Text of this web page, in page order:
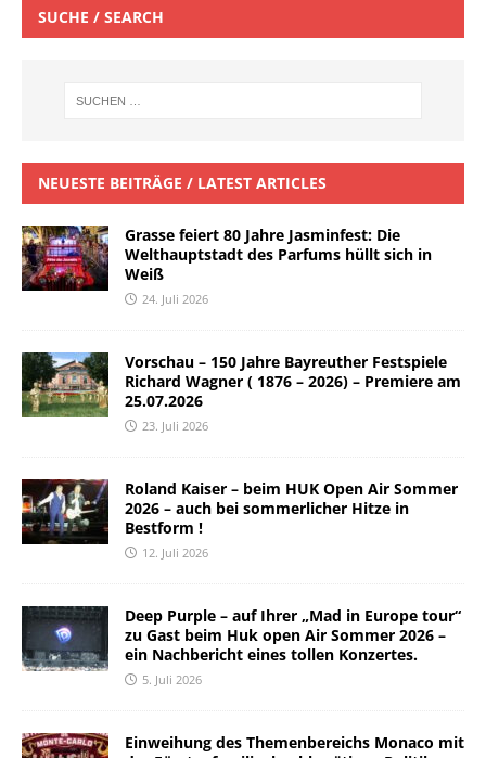
SUCHE / SEARCH
NEUESTE BEITRÄGE / LATEST ARTICLES
Grasse feiert 80 Jahre Jasminfest: Die
Welthauptstadt des Parfums hüllt sich in
Weiß
24. Juli 2026
Vorschau – 150 Jahre Bayreuther Festspiele
Richard Wagner ( 1876 – 2026) – Premiere am
25.07.2026
23. Juli 2026
Roland Kaiser – beim HUK Open Air Sommer
2026 – auch bei sommerlicher Hitze in
Bestform !
12. Juli 2026
Deep Purple – auf Ihrer „Mad in Europe tour“
zu Gast beim Huk open Air Sommer 2026 –
ein Nachbericht eines tollen Konzertes.
5. Juli 2026
Einweihung des Themenbereichs Monaco mit